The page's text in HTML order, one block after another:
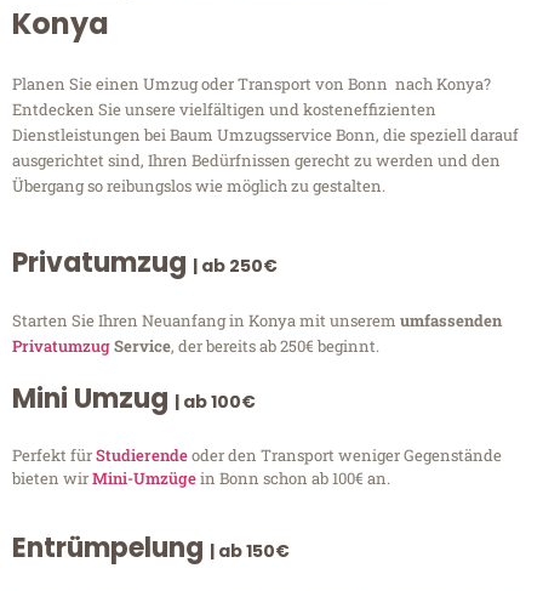
Konya
Planen Sie einen Umzug oder Transport von Bonn nach Konya?
Entdecken Sie unsere vielfältigen und kosteneffizienten
Dienstleistungen bei Baum Umzugsservice Bonn, die speziell darauf
ausgerichtet sind, Ihren Bedürfnissen gerecht zu werden und den
Übergang so reibungslos wie möglich zu gestalten.
Privatumzug | ab 250€
Starten Sie Ihren Neuanfang in Konya mit unserem umfassenden
PrivatumzugService, der bereits ab 250€ beginnt.
Mini Umzug | ab 100€
Perfekt fürStudierendeoder den Transport weniger Gegenstände
bieten wirMini-Umzügein Bonn schon ab 100€ an.
Entrümpelung | ab 150€